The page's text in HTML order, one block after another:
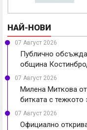
НАЙ-НОВИ
07 Август 2026
Публично
община
07 Август 2026
Милена Миткова
битката с тежкото
07 Август 2026
Официално